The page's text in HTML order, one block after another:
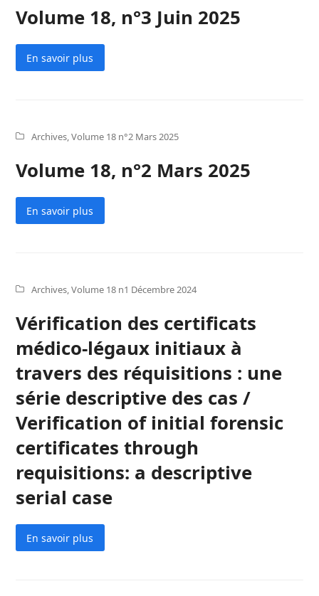
Volume 18, n°3 Juin 2025
En savoir plus
Archives,Volume 18 n°2 Mars 2025
Volume 18, n°2 Mars 2025
En savoir plus
Archives,Volume 18 n1 Décembre 2024
Vérification des certificats
médico-légaux initiaux à
travers des réquisitions : une
série descriptive des cas /
Verification of initial forensic
certificates through
requisitions: a descriptive
serial case
En savoir plus